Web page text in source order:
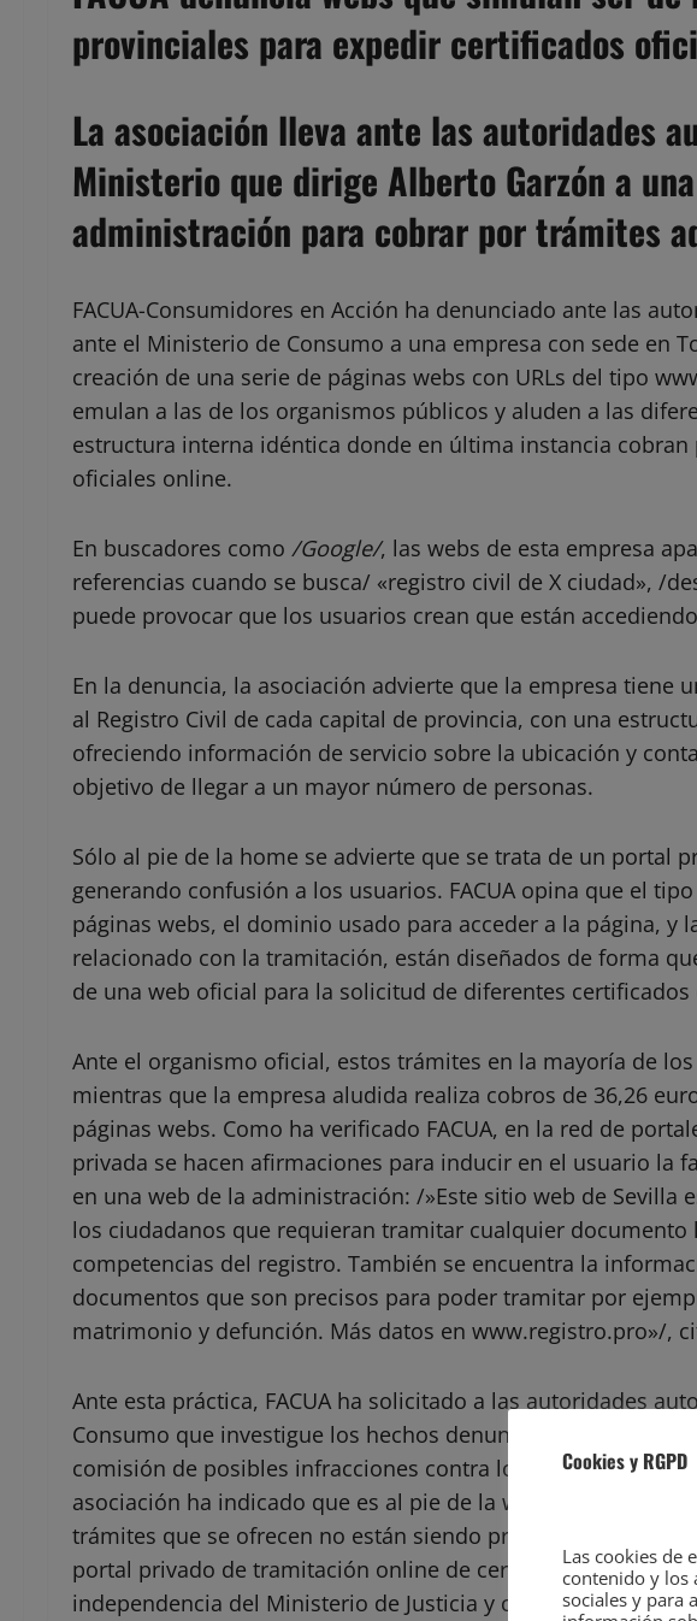
provinciales para expedir certificados
La asociación lleva ante las autoridades
Ministerio que dirige Alberto Garzón a
administración para cobrar por trámites
FACUA-Consumidores en Acción ha denunciado ante las
ante el Ministerio de Consumo a una empresa con sede en
creación de una serie de páginas webs con URLs del tipo
emulan a las de los organismos públicos y aluden a las
estructura interna idéntica donde en última instancia
oficiales online.
En buscadores como /Google/, las webs de esta empresa
referencias cuando se busca/ «registro civil de X ciudad», /
puede provocar que los usuarios crean que están
En la denuncia, la asociación advierte que la empresa tiene
al Registro Civil de cada capital de provincia, con una
ofreciendo información de servicio sobre la ubicación y
objetivo de llegar a un mayor número de personas.
Sólo al pie de la home se advierte que se trata de un portal
generando confusión a los usuarios. FACUA opina que el
páginas webs, el dominio usado para acceder a la página, y
relacionado con la tramitación, están diseñados de forma
de una web oficial para la solicitud de diferentes certificados
Ante el organismo oficial, estos trámites en la mayoría de
mientras que la empresa aludida realiza cobros de 36,26
páginas webs. Como ha verificado FACUA, en la red de
privada se hacen afirmaciones para inducir en el usuario la
en una web de la administración: /»Este sitio web de Sevilla
los ciudadanos que requieran tramitar cualquier documento
competencias del registro. También se encuentra la
documentos que son precisos para poder tramitar por
matrimonio y defunción. Más datos en www.registro.pro»/,
Ante esta práctica, FACUA ha solicitado a las autoridades
Consumo que investigue los hechos denunciados y abran
comisión de posibles infracciones contra los derechos de los
asociación ha indicado que es al pie de la web donde se
trámites que se ofrecen no están siendo proporcionados por
portal privado de tramitación online de certificados
independencia del Ministerio de Justicia y cualquier
Cookies y RGPD
Las cookies de
contenido y los
sociales y para